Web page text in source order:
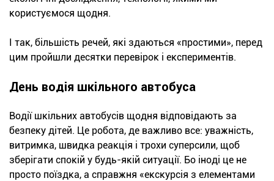
користуємося щодня.
І так, більшість речей, які здаються «простими», перед
цим пройшли десятки перевірок і експериментів.
День водія шкільного автобуса
Водії шкільних автобусів щодня відповідають за
безпеку дітей. Це робота, де важливо все: уважність,
витримка, швидка реакція і трохи суперсили, щоб
зберігати спокій у будь-якій ситуації. Бо іноді це не
просто поїздка, а справжня «екскурсія з елементами